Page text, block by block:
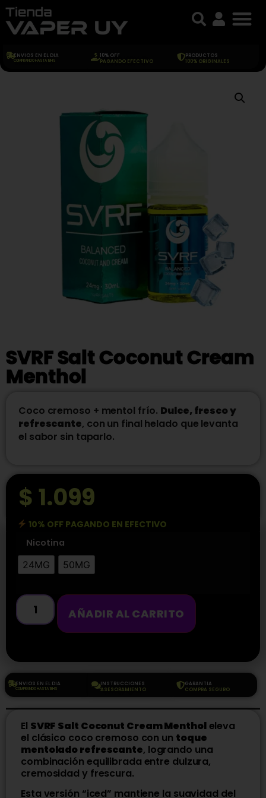
ENVIOS EN EL DIA
COMPRANDO HASTA 18HS
10% OFF
PAGANDO EFECTIVO
PRODUCTOS
100% ORIGINALES
SVRF Salt Coconut Cream
Menthol
Coco cremoso + mentol frío. Dulce, fresco y
refrescante, con un final helado que levanta
el sabor sin taparlo.
$ 1.099
10% OFF PAGANDO EN EFECTIVO
Nicotina
24MG
50MG
AÑADIR AL CARRITO
ENVIOS EN EL DIA
COMPRANDO HASTA 18HS
INSTRUCCIONES
ASESORAMIENTO
GARANTIA
COMPRA SEGURO
El SVRF Salt Coconut Cream Mentholeleva
el clásico coco cremoso con un toque
mentolado refrescante, logrando una
combinación equilibrada entre dulzura,
cremosidad y frescura.
Esta versión “iced” mantiene la suavidad del